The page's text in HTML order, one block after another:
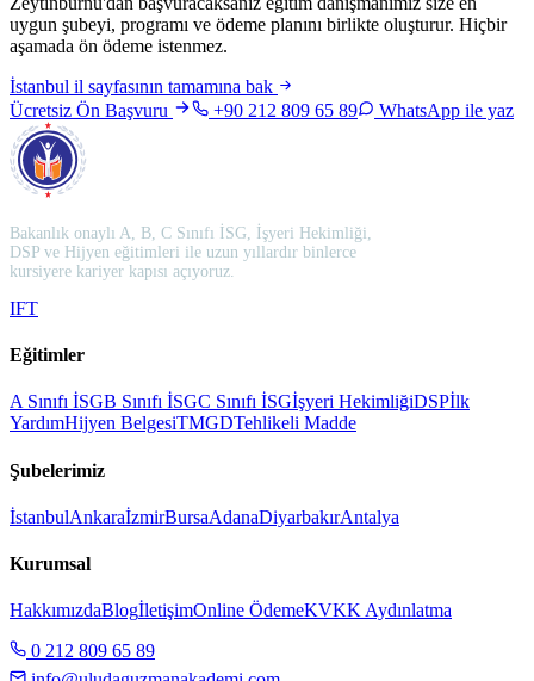
uygun şubeyi, programı ve ödeme planını birlikte oluşturur. Hiçbir
aşamada ön ödeme istenmez.
İstanbul il sayfasının tamamına bak
Ücretsiz Ön Başvuru
+90 212 809 65 89 WhatsApp ile yaz
Bakanlık onaylı A, B, C Sınıfı İSG, İşyeri Hekimliği,
DSP ve Hijyen eğitimleri ile uzun yıllardır binlerce
kursiyere kariyer kapısı açıyoruz.
IFT
Eğitimler
A Sınıfı İSGB Sınıfı İSGC Sınıfı İSGİşyeri HekimliğiDSPİlk
YardımHijyen BelgesiTMGDTehlikeli Madde
Şubelerimiz
İstanbulAnkaraİzmirBursaAdanaDiyarbakırAntalya
Kurumsal
HakkımızdaBlogİletişimOnline ÖdemeKVKK Aydınlatma
0 212 809 65 89